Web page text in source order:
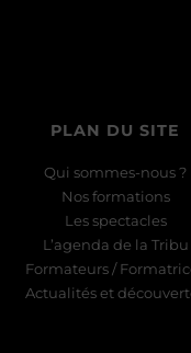
PLAN DU SITE
Qui sommes-nous ?
Nos formations
Les spectacles
L’agenda de la Tribu
Formateurs /
Actualités et